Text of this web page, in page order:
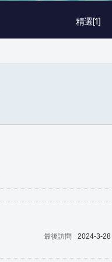
精選[1]
最後訪問
2024-3-